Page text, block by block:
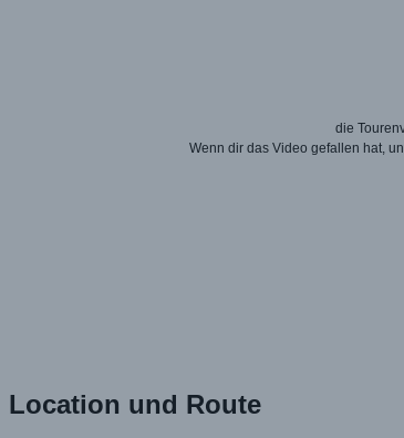
die
Wenn dir das Video gefallen hat,
Location und Route